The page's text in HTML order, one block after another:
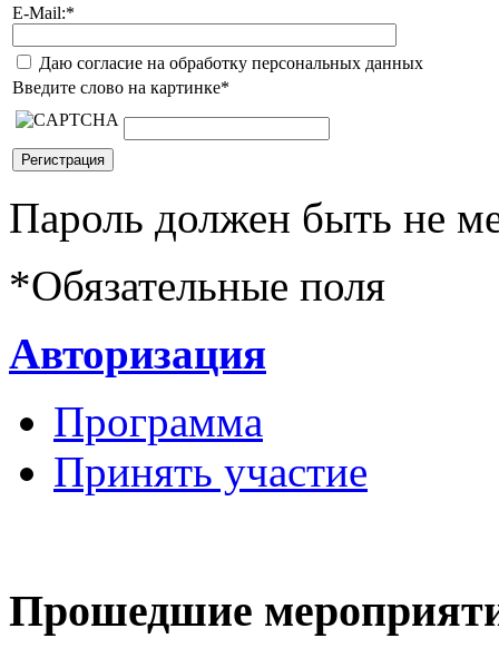
E-Mail:*
Даю согласие на обработку персональных данных
Введите слово на картинке*
Пароль должен быть не
*Обязательные поля
Авторизация
Программа
Принять участие
Прошедшие